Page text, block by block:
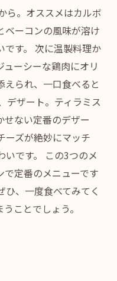
ら。オススメはカルボ
ベーコンの風味が溶け
です。 次に温製料理か
ーシーな鶏肉にオリ
えられ、一口食べると
デザート。ティラミス
せない定番のデザー
ーズが絶妙にマッチ
いです。 この3つのメ
で定番のメニューです
、一度食べてみてく
ことでしょう。